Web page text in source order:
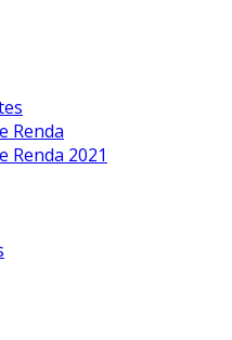
Renda
Renda 2021